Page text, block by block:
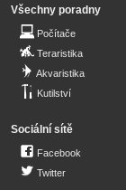
Všechny poradny
Počítače
Teraristika
Akvaristika
Kutilství
Sociální sítě
Facebook
Twitter